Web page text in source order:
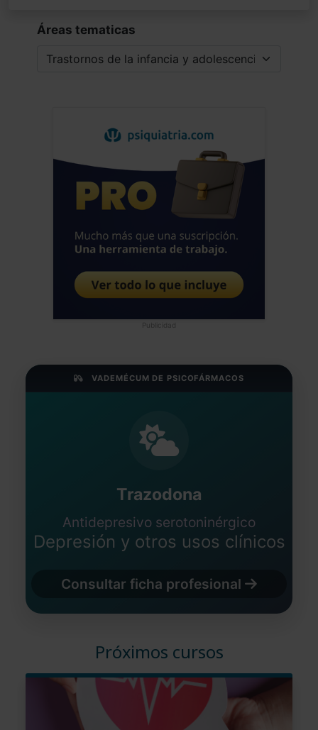
Áreas tematicas
Publicidad
VADEMÉCUM DE PSICOFÁRMACOS
Trazodona
Antidepresivo serotoninérgico
Depresión y otros usos clínicos
Consultar ficha profesional
Próximos cursos